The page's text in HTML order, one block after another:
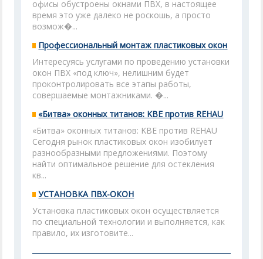
офисы обустроены окнами ПВХ, в настоящее
время это уже далеко не роскошь, а просто
возмож�...
Профессиональный монтаж пластиковых окон
Интересуясь услугами по проведению установки
окон ПВХ «под ключ», нелишним будет
проконтролировать все этапы работы,
совершаемые монтажниками. �...
«Битва» оконных титанов: KBE против REHAU
«Битва» оконных титанов: KBE против REHAU
Сегодня рынок пластиковых окон изобилует
разнообразными предложениями. Поэтому
найти оптимальное решение для остекления
кв...
УСТАНОВКА ПВХ-ОКОН
Установка пластиковых окон осуществляется
по специальной технологии и выполняется, как
правило, их изготовите...